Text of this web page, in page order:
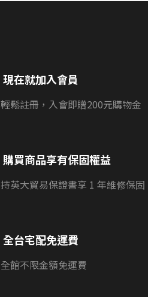
現在就加入會員
輕鬆註冊，入會即贈200元購物金
購買商品享有保固權益
持英大貿易保證書享 1 年維修保固
全台宅配免運費
全館不限金額免運費